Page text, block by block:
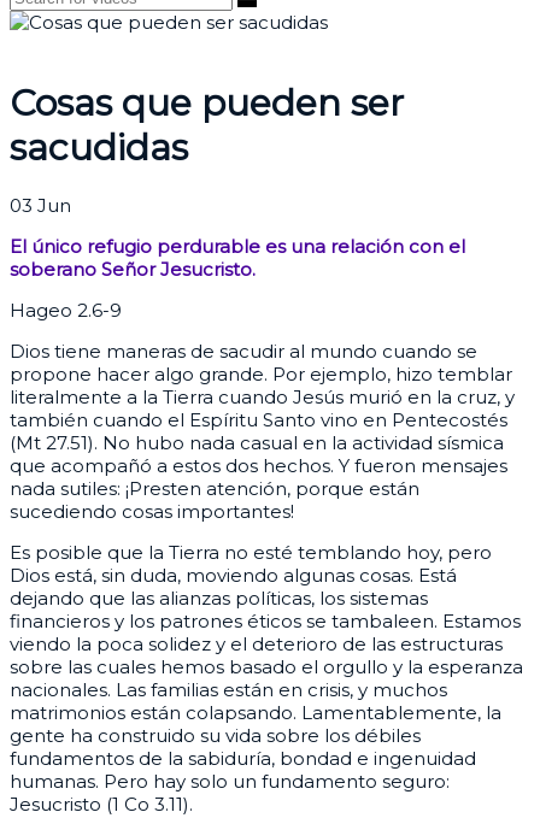
Cosas que pueden ser
sacudidas
03 Jun
El único refugio perdurable es una relación con el
soberano Señor Jesucristo.
Hageo 2.6-9
Dios tiene maneras de sacudir al mundo cuando se
propone hacer algo grande. Por ejemplo, hizo temblar
literalmente a la Tierra cuando Jesús murió en la cruz, y
también cuando el Espíritu Santo vino en Pentecostés
(Mt 27.51). No hubo nada casual en la actividad sísmica
que acompañó a estos dos hechos. Y fueron mensajes
nada sutiles: ¡Presten atención, porque están
sucediendo cosas importantes!
Es posible que la Tierra no esté temblando hoy, pero
Dios está, sin duda, moviendo algunas cosas. Está
dejando que las alianzas políticas, los sistemas
financieros y los patrones éticos se tambaleen. Estamos
viendo la poca solidez y el deterioro de las estructuras
sobre las cuales hemos basado el orgullo y la esperanza
nacionales. Las familias están en crisis, y muchos
matrimonios están colapsando. Lamentablemente, la
gente ha construido su vida sobre los débiles
fundamentos de la sabiduría, bondad e ingenuidad
humanas. Pero hay solo un fundamento seguro:
Jesucristo (1 Co 3.11).